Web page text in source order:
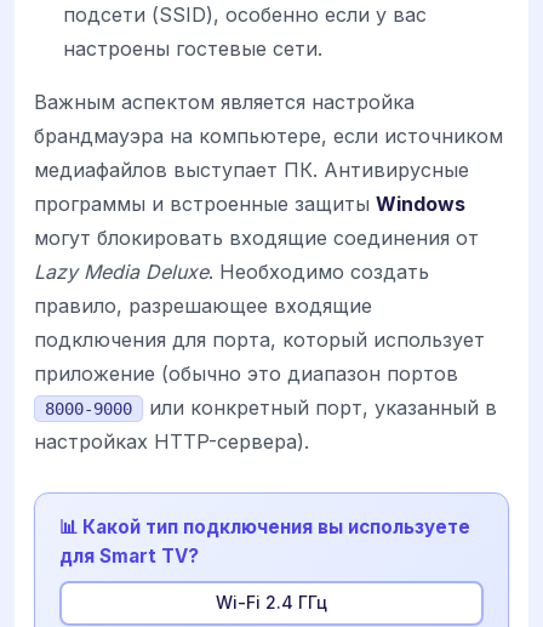
подсети (SSID), особенно если у вас
настроены гостевые сети.
Важным аспектом является настройка
брандмауэра на компьютере, если источником
медиафайлов выступает ПК. Антивирусные
программы и встроенные защиты Windows
могут блокировать входящие соединения от
Lazy Media Deluxe. Необходимо создать
правило, разрешающее входящие
подключения для порта, который использует
приложение (обычно это диапазон портов
8000-9000
или конкретный порт, указанный в
настройках HTTP-сервера).
📊 Какой тип подключения вы используете
для Smart TV?
Wi-Fi 2.4 ГГц